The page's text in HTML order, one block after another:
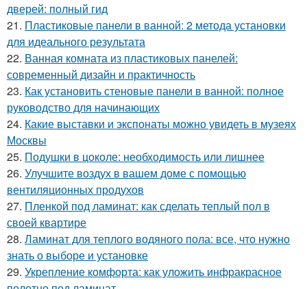
дверей: полный гид
21. Пластиковые панели в ванной: 2 метода установки
для идеального результата
22. Ванная комната из пластиковых панелей:
современный дизайн и практичность
23. Как установить стеновые панели в ванной: полное
руководство для начинающих
24. Какие выставки и экспонаты можно увидеть в музеях
Москвы
25. Подушки в цоколе: необходимость или лишнее
26. Улучшите воздух в вашем доме с помощью
вентиляционных продухов
27. Пленкой под ламинат: как сделать теплый пол в
своей квартире
28. Ламинат для теплого водяного пола: все, что нужно
знать о выборе и установке
29. Укрепление комфорта: как уложить инфракрасное